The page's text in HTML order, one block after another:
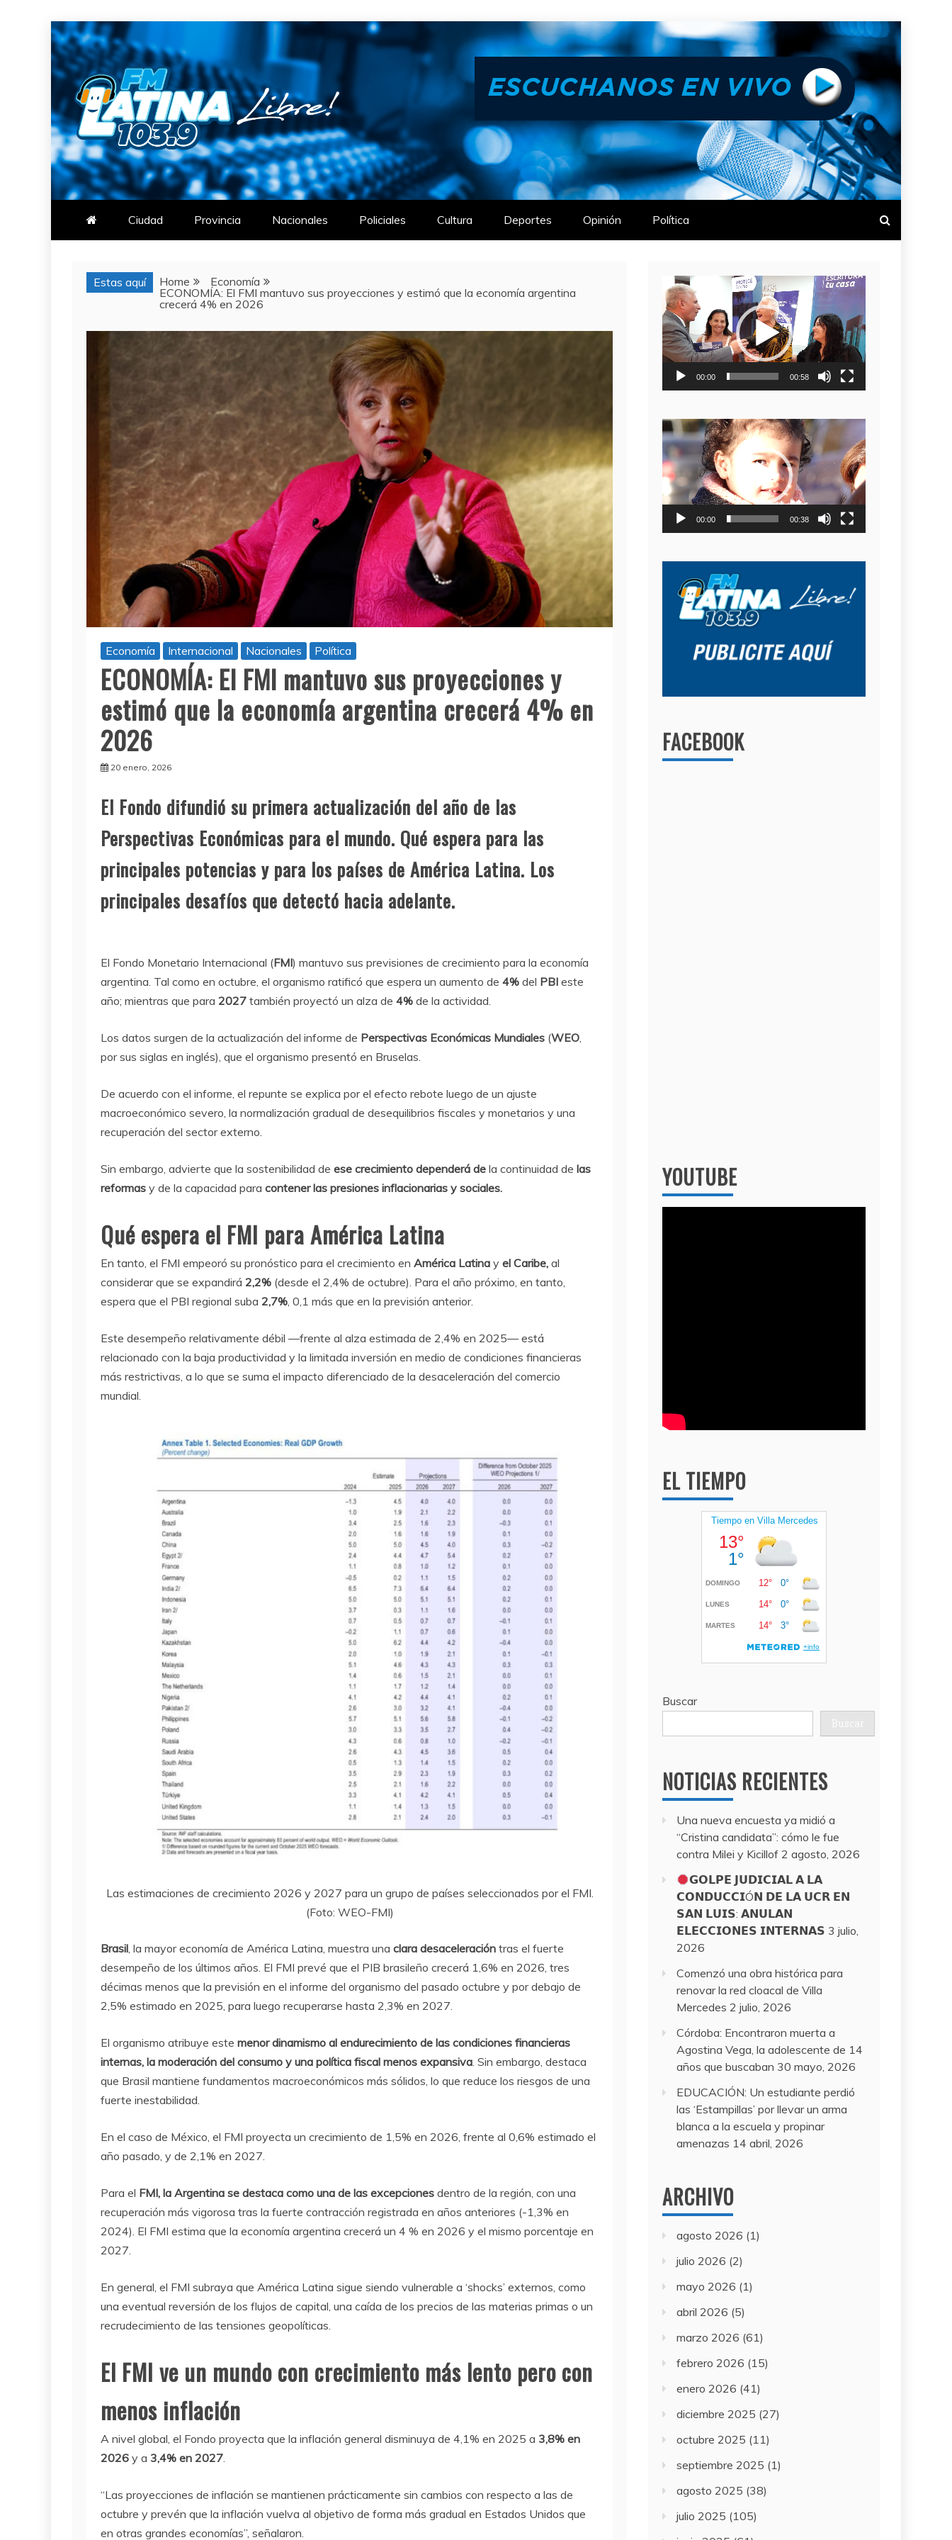
Skip
to
content
FM LATINA
NOTICIAS
Ciudad Provincia Nacionales Policiales Cultura Deportes Opinión Política
Estas aquí Home
Economía
ECONOMÍA: El FMI mantuvo sus proyecciones y estimó que la economía argentina
crecerá 4% en 2026
Economía Internacional Nacionales Política
ECONOMÍA: El FMI mantuvo sus proyecciones y
estimó que la economía argentina crecerá 4% en
2026
20 enero, 2026
El Fondo difundió su primera actualización del año de las
Perspectivas Económicas para el mundo. Qué espera para las
principales potencias y para los países de América Latina. Los
principales desafíos que detectó hacia adelante.
El Fondo Monetario Internacional (FMI) mantuvo sus previsiones de crecimiento para la economía
argentina. Tal como en octubre, el organismo ratificó que espera un aumento de 4% del PBI este
año; mientras que para 2027 también proyectó un alza de 4% de la actividad.
Los datos surgen de la actualización del informe de Perspectivas Económicas Mundiales (WEO,
por sus siglas en inglés), que el organismo presentó en Bruselas.
De acuerdo con el informe, el repunte se explica por el efecto rebote luego de un ajuste
macroeconómico severo, la normalización gradual de desequilibrios fiscales y monetarios y una
recuperación del sector externo.
Sin embargo, advierte que la sostenibilidad de ese crecimiento dependerá de la continuidad de las
reformas y de la capacidad para contener las presiones inflacionarias y sociales.
Qué espera el FMI para América Latina
En tanto, el FMI empeoró su pronóstico para el crecimiento en América Latina y el Caribe, al
considerar que se expandirá 2,2% (desde el 2,4% de octubre). Para el año próximo, en tanto,
espera que el PBI regional suba 2,7%, 0,1 más que en la previsión anterior.
Este desempeño relativamente débil —frente al alza estimada de 2,4% en 2025— está
relacionado con la baja productividad y la limitada inversión en medio de condiciones financieras
más restrictivas, a lo que se suma el impacto diferenciado de la desaceleración del comercio
mundial.
Las estimaciones de crecimiento 2026 y 2027 para un grupo de países seleccionados por el FMI.
(Foto: WEO-FMI)
Brasil, la mayor economía de América Latina, muestra una clara desaceleración tras el fuerte
desempeño de los últimos años. El FMI prevé que el PIB brasileño crecerá 1,6% en 2026, tres
décimas menos que la previsión en el informe del organismo del pasado octubre y por debajo de
2,5% estimado en 2025, para luego recuperarse hasta 2,3% en 2027.
El organismo atribuye este menor dinamismo al endurecimiento de las condiciones financieras
internas, la moderación del consumo y una política fiscal menos expansiva. Sin embargo, destaca
que Brasil mantiene fundamentos macroeconómicos más sólidos, lo que reduce los riesgos de una
fuerte inestabilidad.
En el caso de México, el FMI proyecta un crecimiento de 1,5% en 2026, frente al 0,6% estimado el
año pasado, y de 2,1% en 2027.
Para el FMI, la Argentina se destaca como una de las excepciones dentro de la región, con una
recuperación más vigorosa tras la fuerte contracción registrada en años anteriores (-1,3% en
2024). El FMI estima que la economía argentina crecerá un 4 % en 2026 y el mismo porcentaje en
2027.
En general, el FMI subraya que América Latina sigue siendo vulnerable a ‘shocks’ externos, como
una eventual reversión de los flujos de capital, una caída de los precios de las materias primas o un
recrudecimiento de las tensiones geopolíticas.
El FMI ve un mundo con crecimiento más lento pero con
menos inflación
A nivel global, el Fondo proyecta que la inflación general disminuya de 4,1% en 2025 a 3,8% en
2026 y a 3,4% en 2027.
“Las proyecciones de inflación se mantienen prácticamente sin cambios con respecto a las de
octubre y prevén que la inflación vuelva al objetivo de forma más gradual en Estados Unidos que
en otras grandes economías”, señalaron.
Reproductor
de
video
00:00 00:58
Reproductor
de
video
00:00 00:38
FACEBOOK
YOUTUBE
EL TIEMPO
Buscar
Buscar
NOTICIAS RECIENTES
Una nueva encuesta ya midió a
“Cristina candidata”: cómo le fue
contra Milei y Kicillof 2 agosto, 2026
𝗚𝗢𝗟𝗣𝗘 𝗝𝗨𝗗𝗜𝗖𝗜𝗔𝗟 𝗔 𝗟𝗔
𝗖𝗢𝗡𝗗𝗨𝗖𝗖𝗜Ó𝗡 𝗗𝗘 𝗟𝗔 𝗨𝗖𝗥 𝗘𝗡
𝗦𝗔𝗡 𝗟𝗨𝗜𝗦: 𝗔𝗡𝗨𝗟𝗔𝗡
𝗘𝗟𝗘𝗖𝗖𝗜𝗢𝗡𝗘𝗦 𝗜𝗡𝗧𝗘𝗥𝗡𝗔𝗦 3 julio,
2026
Comenzó una obra histórica para
renovar la red cloacal de Villa
Mercedes 2 julio, 2026
Córdoba: Encontraron muerta a
Agostina Vega, la adolescente de 14
años que buscaban 30 mayo, 2026
EDUCACIÓN: Un estudiante perdió
las ‘Estampillas’ por llevar un arma
blanca a la escuela y propinar
amenazas 14 abril, 2026
ARCHIVO
agosto 2026 (1)
julio 2026 (2)
mayo 2026 (1)
abril 2026 (5)
marzo 2026 (61)
febrero 2026 (15)
enero 2026 (41)
diciembre 2025 (27)
octubre 2025 (11)
septiembre 2025 (1)
agosto 2025 (38)
julio 2025 (105)